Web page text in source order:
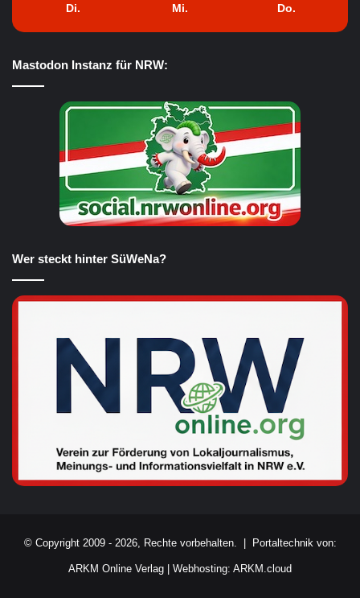
Di. Mi. Do.
Mastodon Instanz für NRW:
Wer steckt hinter SüWeNa?
© Copyright 2009 - 2026, Rechte vorbehalten. | Portaltechnik von:
ARKM Online Verlag Webhosting: ARKM.cloud